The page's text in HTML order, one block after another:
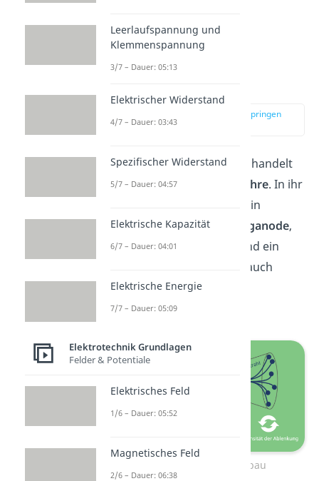
Braunsche Röhre
zur Stelle im Video springen
(00:40)
Bei der Braunschen Röhre handelt
es sich um eine
Vakuumröhre. In ihr
, ein
Wehneltzylinder, eine Ringanode,
einAblenkkondensator
und ein
auch
Leuchtschirmgenannt,
untergebracht.
Braunsche Röhre Aufbau
Leerlaufspannung und
Klemmenspannung
3/7 – Dauer: 05:13
Elektrischer Widerstand
4/7 – Dauer: 03:43
Spezifischer Widerstand
5/7 – Dauer: 04:57
Elektrische Kapazität
6/7 – Dauer: 04:01
Elektrische Energie
7/7 – Dauer: 05:09
Elektrotechnik Grundlagen
Felder & Potentiale
Elektrisches Feld
1/6 – Dauer: 05:52
Magnetisches Feld
2/6 – Dauer: 06:38